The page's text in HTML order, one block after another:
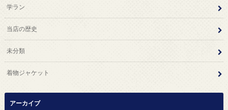
学ラン
当店の歴史
未分類
着物ジャケット
アーカイブ